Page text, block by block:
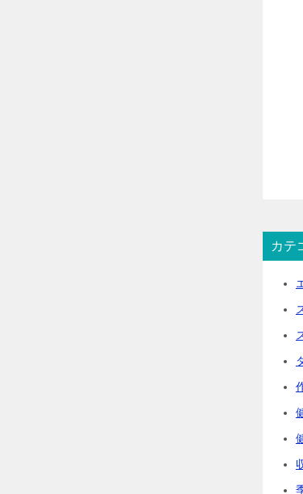
カテ